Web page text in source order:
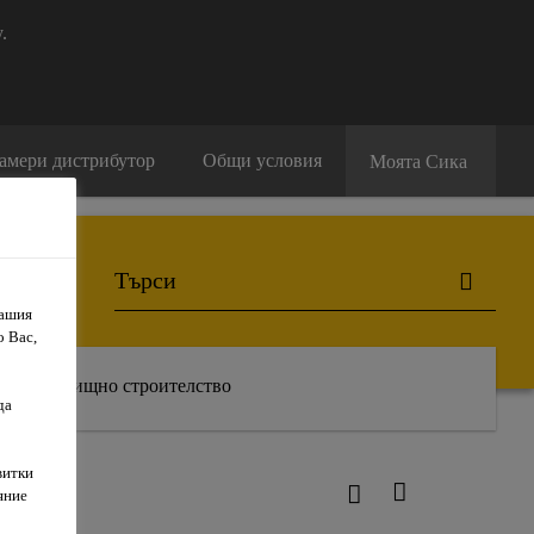
дистрибутор Общи условия Моята Сика
Жилищно строителство
Вас,